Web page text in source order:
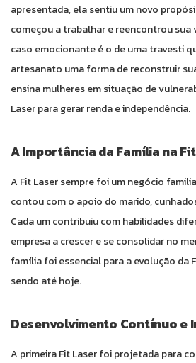
apresentada, ela sentiu um novo
começou a trabalhar e reencontrou sua
caso emocionante é o de uma travesti
artesanato uma forma de reconstruir
ensina mulheres em situação de
Laser para gerar renda e independência.
A Importância da Família na
A Fit Laser sempre foi um negócio
contou com o apoio do marido,
Cada um contribuiu com habilidades
empresa a crescer e se consolidar no
família foi essencial para a evolução da
sendo até hoje.
Desenvolvimento Contínuo e
A primeira Fit Laser foi projetada para